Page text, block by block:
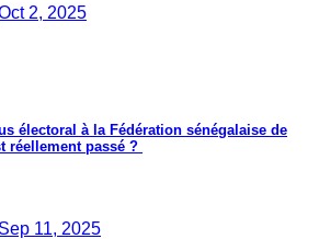
2, 2025
électoral à la Fédération sénégalaise de
réellement passé ?
Sep 11, 2025